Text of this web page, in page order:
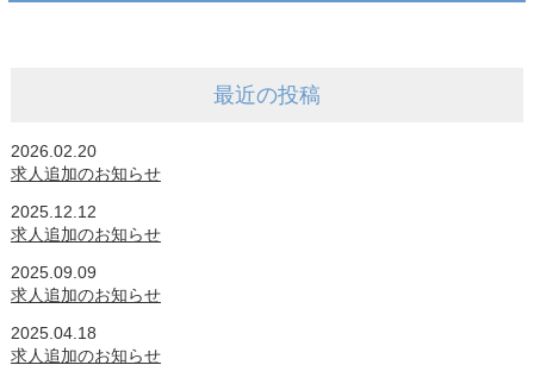
最近の投稿
2026.02.20
求人追加のお知らせ
2025.12.12
求人追加のお知らせ
2025.09.09
求人追加のお知らせ
2025.04.18
求人追加のお知らせ